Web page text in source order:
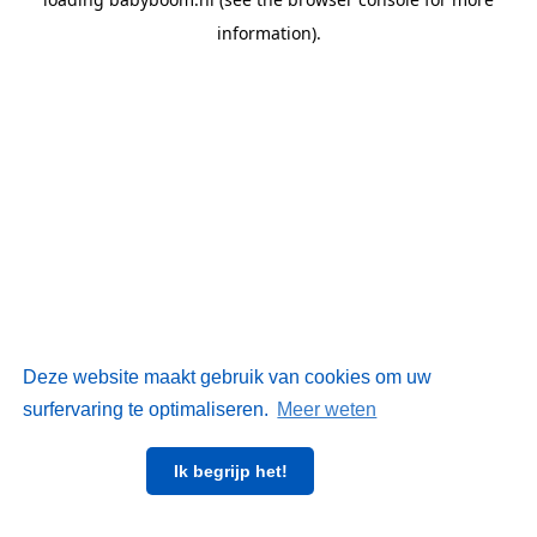
Deze website maakt gebruik van cookies om uw
surfervaring te optimaliseren. Meer weten
Ik begrijp het!
information).